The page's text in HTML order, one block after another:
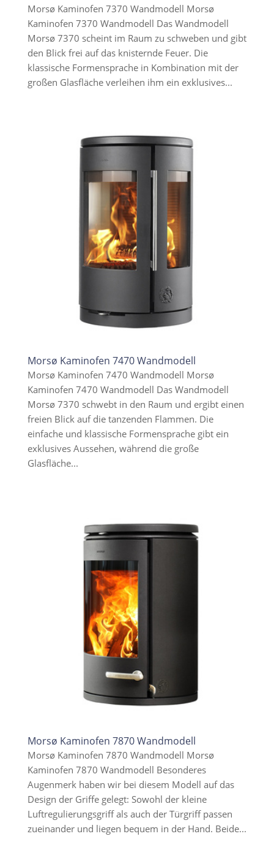
Morsø Kaminofen 7370 Wandmodell Morsø
Kaminofen 7370 Wandmodell Das Wandmodell
Morsø 7370 scheint im Raum zu schweben und gibt
den Blick frei auf das knisternde Feuer. Die
klassische Formensprache in Kombination mit der
großen Glasfläche verleihen ihm ein exklusives...
Morsø Kaminofen 7470 Wandmodell
Morsø Kaminofen 7470 Wandmodell Morsø
Kaminofen 7470 Wandmodell Das Wandmodell
Morsø 7370 schwebt in den Raum und ergibt einen
freien Blick auf die tanzenden Flammen. Die
einfache und klassische Formensprache gibt ein
exklusives Aussehen, während die große
Glasfläche...
Morsø Kaminofen 7870 Wandmodell
Morsø Kaminofen 7870 Wandmodell Morsø
Kaminofen 7870 Wandmodell Besonderes
Augenmerk haben wir bei diesem Modell auf das
Design der Griffe gelegt: Sowohl der kleine
Luftregulierungsgriff als auch der Türgriff passen
zueinander und liegen bequem in der Hand. Beide...